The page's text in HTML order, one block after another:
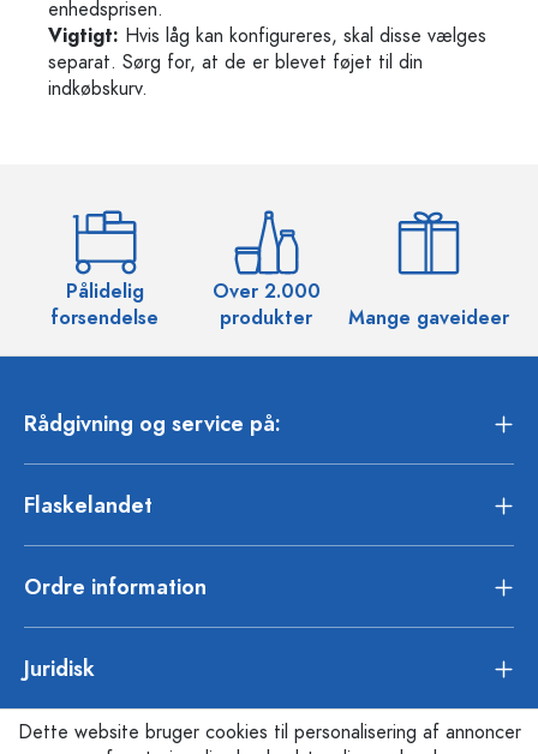
enhedsprisen.
Vigtigt: Hvis låg kan konfigureres, skal disse vælges
separat. Sørg for, at de er blevet føjet til din
indkøbskurv.
Pålidelig
forsendelse
Over 2.000
produkter
Mange gaveideer
Rådgivning og service på:
Flaskelandet
Ordre information
Juridisk
Dette website bruger cookies til personalisering af annoncer